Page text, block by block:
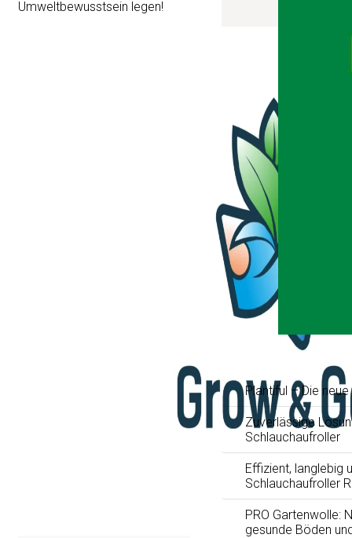
Plantiful – Die
Zuverlässige
Schlauchaufroller
Effizient, langlebig
Schlauchaufroller
PRO Gartenwolle:
gesunde Böden
Umweltbewusstsein legen!